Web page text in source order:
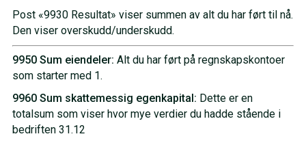
Post «9930 Resultat» viser summen av alt du har ført til nå.
Den viser overskudd/underskudd.
9950 Sum eiendeler: Alt du har ført på regnskapskontoer
som starter med 1.
9960 Sum skattemessig egenkapital: Dette er en
totalsum som viser hvor mye verdier du hadde stående i
bedriften 31.12